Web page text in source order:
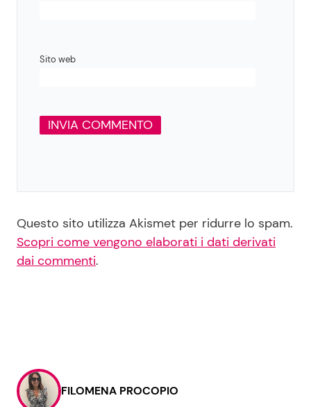
Sito web
Questo sito utilizza Akismet per ridurre lo spam.
Scopri come vengono elaborati i dati derivati
dai commenti.
FILOMENA PROCOPIO